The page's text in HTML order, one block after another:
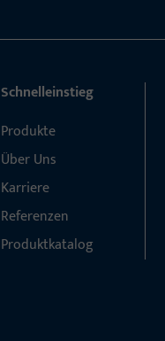
Schnelleinstieg
Produkte
Über Uns
Karriere
Referenzen
Produktkatalog